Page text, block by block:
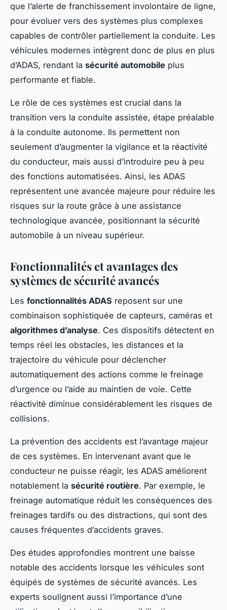
que l’alerte de franchissement involontaire de ligne,
pour évoluer vers des systèmes plus complexes
capables de contrôler partiellement la conduite. Les
véhicules modernes intègrent donc de plus en plus
d’ADAS, rendant la sécurité automobile plus
performante et fiable.
Le rôle de ces systèmes est crucial dans la
transition vers la conduite assistée, étape préalable
à la conduite autonome. Ils permettent non
seulement d’augmenter la vigilance et la réactivité
du conducteur, mais aussi d’introduire peu à peu
des fonctions automatisées. Ainsi, les ADAS
représentent une avancée majeure pour réduire les
risques sur la route grâce à une assistance
technologique avancée, positionnant la sécurité
automobile à un niveau supérieur.
Fonctionnalités et avantages des
systèmes de sécurité avancés
Les fonctionnalités ADAS reposent sur une
combinaison sophistiquée de capteurs, caméras et
algorithmes d’analyse. Ces dispositifs détectent en
temps réel les obstacles, les distances et la
trajectoire du véhicule pour déclencher
automatiquement des actions comme le freinage
d’urgence ou l’aide au maintien de voie. Cette
réactivité diminue considérablement les risques de
collisions.
La prévention des accidents est l’avantage majeur
de ces systèmes. En intervenant avant que le
conducteur ne puisse réagir, les ADAS améliorent
notablement la sécurité routière. Par exemple, le
freinage automatique réduit les conséquences des
freinages tardifs ou des distractions, qui sont des
causes fréquentes d’accidents graves.
Des études approfondies montrent une baisse
notable des accidents lorsque les véhicules sont
équipés de systèmes de sécurité avancés. Les
experts soulignent aussi l’importance d’une